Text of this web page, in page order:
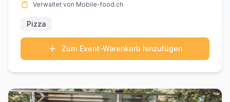
Verwaltet von Mobile-food.ch
Pizza
Zum Event-Warenkorb hinzufügen